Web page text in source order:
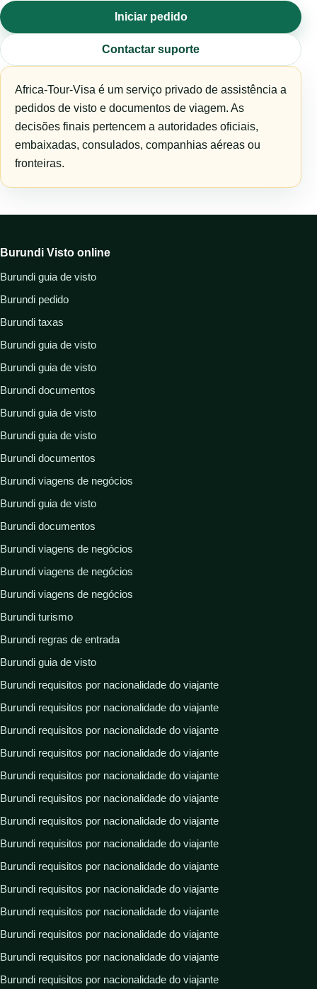
Iniciar pedido
Contactar suporte
Africa-Tour-Visa é um serviço privado de assistência a
pedidos de visto e documentos de viagem. As
decisões finais pertencem a autoridades oficiais,
embaixadas, consulados, companhias aéreas ou
fronteiras.
Burundi Visto online
Burundi guia de visto
Burundi pedido
Burundi taxas
Burundi guia de visto
Burundi guia de visto
Burundi documentos
Burundi guia de visto
Burundi guia de visto
Burundi documentos
Burundi viagens de negócios
Burundi guia de visto
Burundi documentos
Burundi viagens de negócios
Burundi viagens de negócios
Burundi viagens de negócios
Burundi turismo
Burundi regras de entrada
Burundi guia de visto
Burundi requisitos por nacionalidade do viajante
Burundi requisitos por nacionalidade do viajante
Burundi requisitos por nacionalidade do viajante
Burundi requisitos por nacionalidade do viajante
Burundi requisitos por nacionalidade do viajante
Burundi requisitos por nacionalidade do viajante
Burundi requisitos por nacionalidade do viajante
Burundi requisitos por nacionalidade do viajante
Burundi requisitos por nacionalidade do viajante
Burundi requisitos por nacionalidade do viajante
Burundi requisitos por nacionalidade do viajante
Burundi requisitos por nacionalidade do viajante
Burundi requisitos por nacionalidade do viajante
Burundi requisitos por nacionalidade do viajante